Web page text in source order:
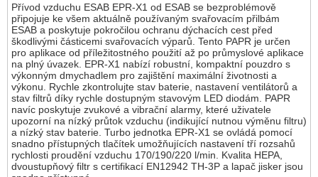
Přívod vzduchu ESAB EPR-X1 od ESAB se bezproblémově
připojuje ke všem aktuálně používaným svařovacím přilbám
ESAB a poskytuje pokročilou ochranu dýchacích cest před
škodlivými částicemi svařovacích výparů. Tento PAPR je určen
pro aplikace od příležitostného použití až po průmyslové aplikace
na plný úvazek. EPR-X1 nabízí robustní, kompaktní pouzdro s
výkonným dmychadlem pro zajištění maximální životnosti a
výkonu. Rychle zkontrolujte stav baterie, nastavení ventilátorů a
stav filtrů díky rychle dostupným stavovým LED diodám. PAPR
navíc poskytuje zvukové a vibrační alarmy, které uživatele
upozorní na nízký průtok vzduchu (indikující nutnou výměnu filtru)
a nízký stav baterie. Turbo jednotka EPR-X1 se ovládá pomocí
snadno přístupných tlačítek umožňujících nastavení tří rozsahů
rychlosti proudění vzduchu 170/190/220 l/min. Kvalita HEPA,
dvoustupňový filtr s certifikací EN12942 TH-3P a lapač jisker jsou